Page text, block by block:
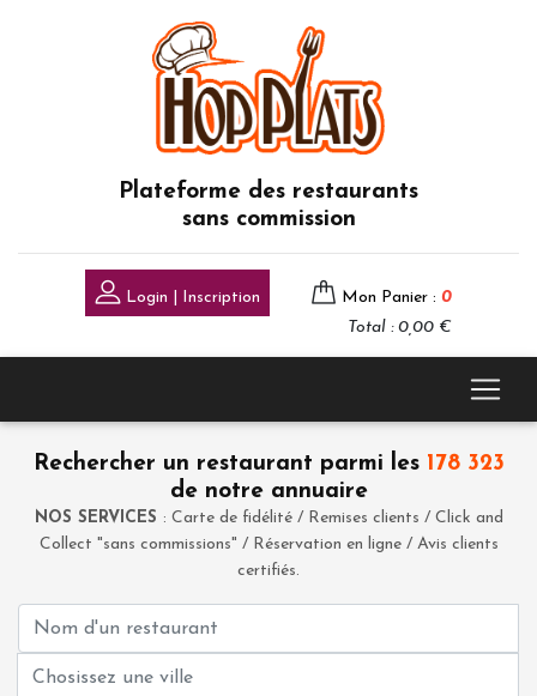
Plateforme des restaurants
sans commission
Login | Inscription Mon Panier : 0
Total : 0,00 €
Rechercher un restaurant parmi les 178 323
de notre annuaire
NOS SERVICES : Carte de fidélité / Remises clients / Click and
Collect "sans commissions" / Réservation en ligne / Avis clients
certifiés.